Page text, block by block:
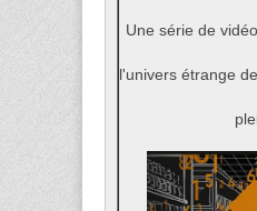
Une série de
l'univers étrange